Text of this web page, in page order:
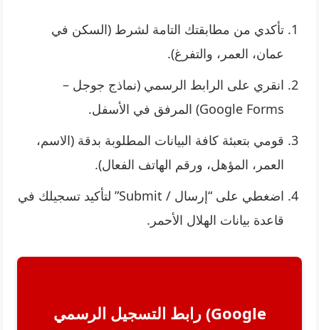
تأكدي من مطابقتك التامة لشرط (السكن في
عمان، العمر، والتفرغ).
انقري على الرابط الرسمي (نماذج جوجل –
Google Forms) المرفق في الأسفل.
قومي بتعبئة كافة البيانات المطلوبة بدقة (الاسم،
العمر، المؤهل، ورقم الهاتف الفعال).
اضغطي على “إرسال / Submit” لتأكيد تسجيلك في
قاعدة بيانات الهلال الأحمر.
رابط التسجيل الرسمي (Google